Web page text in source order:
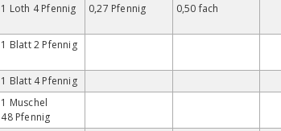
1 Loth 4 Pfennig 0,27 Pfennig 0,50 fach
1 Blatt 2 Pfennig
1 Blatt 4 Pfennig
1 Muschel
48 Pfennig